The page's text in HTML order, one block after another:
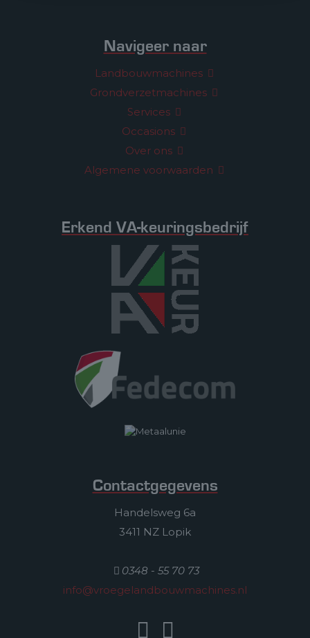
Navigeer naar
Landbouwmachines
Grondverzetmachines
Services
Occasions
Over ons
Algemene voorwaarden
Erkend VA-keuringsbedrijf
Contactgegevens
Handelsweg 6a
3411 NZ Lopik
0348 - 55 70 73
info@vroegelandbouwmachines.nl